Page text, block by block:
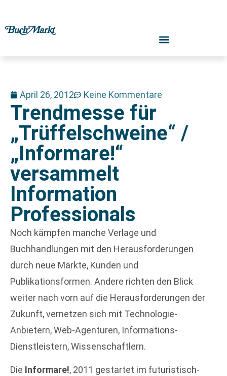
April 26, 2012 Keine Kommentare
Trendmesse für
„Trüffelschweine“ /
„Informare!“
versammelt
Information
Professionals
Noch kämpfen manche Verlage und
Buchhandlungen mit den Herausforderungen
durch neue Märkte, Kunden und
Publikationsformen. Andere richten den Blick
weiter nach vorn auf die Herausforderungen der
Zukunft, vernetzen sich mit Technologie-
Anbietern, Web-Agenturen, Informations-
Dienstleistern, Wissenschaftlern.
Die Informare!, 2011 gestartet im futuristisch-